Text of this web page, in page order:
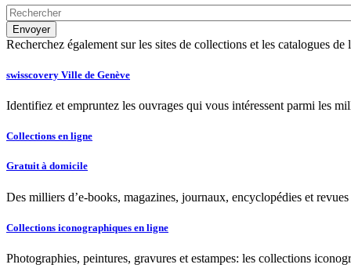
Recherchez également sur les sites de collections et les catalogues
swisscovery Ville de Genève
Identifiez et empruntez les ouvrages qui vous intéressent parmi les
Collections en ligne
Gratuit à domicile
Des milliers d’e-books, magazines, journaux, encyclopédies et
Collections iconographiques en ligne
Photographies, peintures, gravures et estampes: les collections